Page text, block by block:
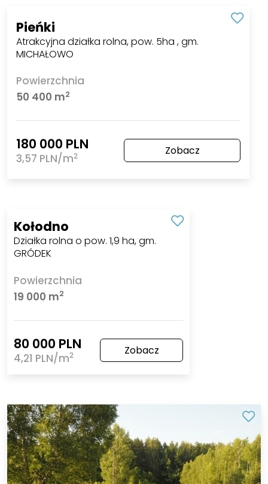
Pieńki
Atrakcyjna działka rolna, pow. 5ha , gm.
MICHAŁOWO
Powierzchnia
50 400 m2
180 000 PLN
3,57 PLN/m2 Zobacz
Kołodno
Działka rolna o pow. 1,9 ha, gm.
GRÓDEK
Powierzchnia
19 000 m2
80 000 PLN
4,21 PLN/m2 Zobacz